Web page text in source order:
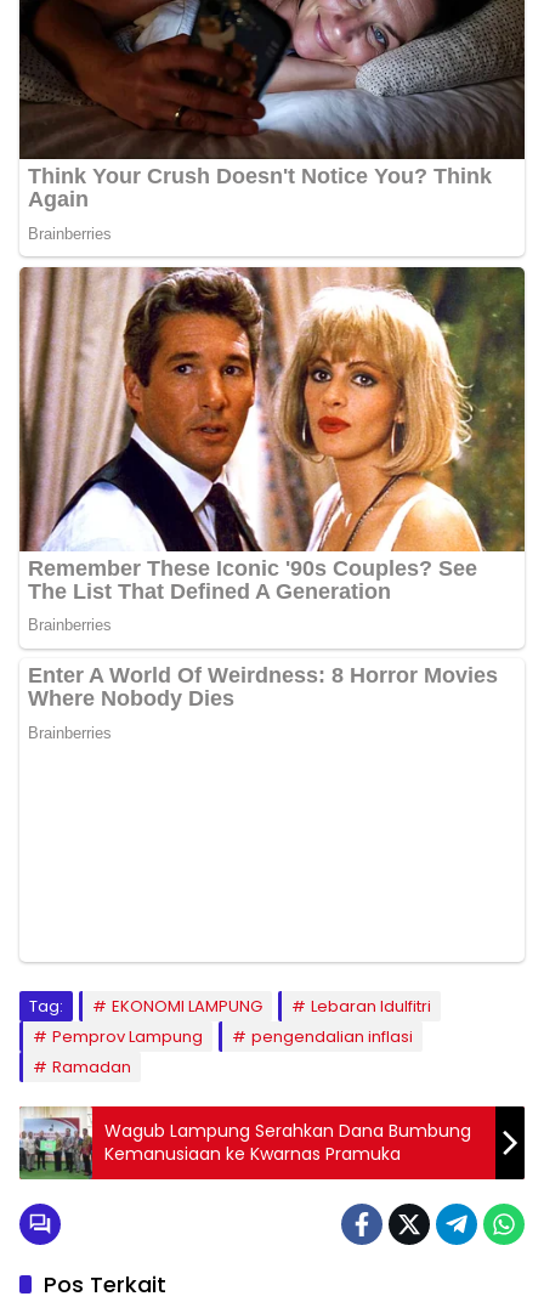
Tag: EKONOMI LAMPUNG
Lebaran Idulfitri
Pemprov Lampung
pengendalian inflasi
Ramadan
Wagub Lampung Serahkan Dana Bumbung
Kemanusiaan ke Kwarnas Pramuka
Pos Terkait